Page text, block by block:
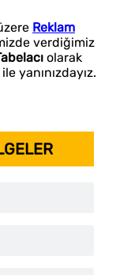
Reklam
verdiğimiz
olarak
yanınızdayız.